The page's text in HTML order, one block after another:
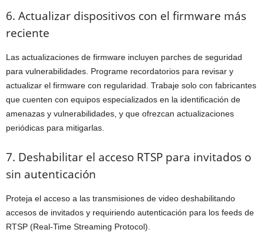
6. Actualizar dispositivos con el firmware más
reciente
Las actualizaciones de firmware incluyen parches de seguridad
para vulnerabilidades. Programe recordatorios para revisar y
actualizar el firmware con regularidad. Trabaje solo con fabricantes
que cuenten con equipos especializados en la identificación de
amenazas y vulnerabilidades, y que ofrezcan actualizaciones
periódicas para mitigarlas.
7. Deshabilitar el acceso RTSP para invitados o
sin autenticación
Proteja el acceso a las transmisiones de video deshabilitando
accesos de invitados y requiriendo autenticación para los feeds de
RTSP (Real-Time Streaming Protocol).